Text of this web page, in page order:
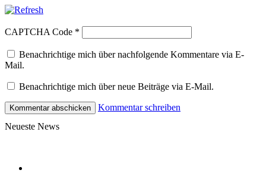
CAPTCHA Code *
Benachrichtige mich über nachfolgende Kommentare via E-
Mail.
Benachrichtige mich über neue Beiträge via E-Mail.
Kommentar schreiben
Neueste News